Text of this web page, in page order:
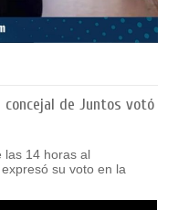
de Juntos votó
las 14 horas al
su voto en la